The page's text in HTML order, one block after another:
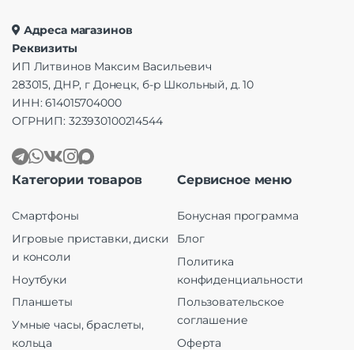
Адреса магазинов
Реквизиты
ИП Литвинов Максим Васильевич
283015, ДНР, г Донецк, б-р Школьный, д. 10
ИНН: 614015704000
ОГРНИП: 323930100214544
Категории товаров
Смартфоны
Игровые приставки, диски
и консоли
Ноутбуки
Планшеты
Умные часы, браслеты,
кольца
Сервисное меню
Бонусная программа
Блог
Политика
конфиденциальности
Пользовательское
соглашение
Оферта